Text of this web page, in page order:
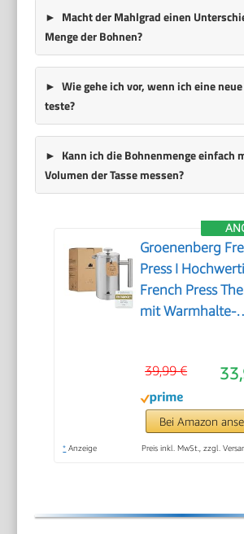
Macht der Mahlgrad einen
Menge der Bohnen?
Wie gehe ich vor, wenn ich eine
teste?
Kann ich die Bohnenmenge einfach
Volumen der Tasse messen?
Groenenberg
Press I
French Press
mit Warmhalte-
Kaffeepresse in
Größen bis 1 Liter
39,99 €
Bei Amazon
* Anzeige Preis inkl. MwSt., zzgl.